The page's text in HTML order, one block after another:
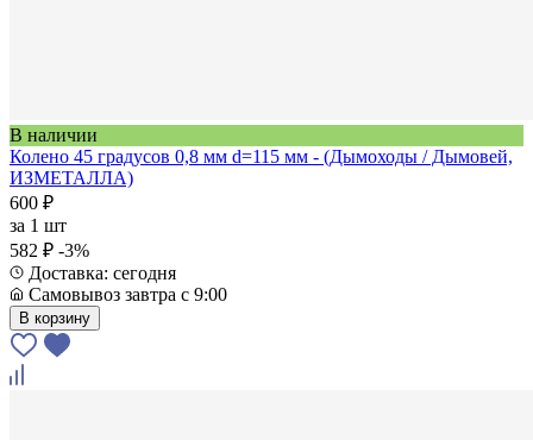
В наличии
Колено 45 градусов 0,8 мм d=115 мм - (Дымоходы / Дымовей,
ИЗМЕТАЛЛА)
600 ₽
за 1 шт
582 ₽ -3%
Доставка: сегодня
Самовывоз завтра с 9:00
В корзину